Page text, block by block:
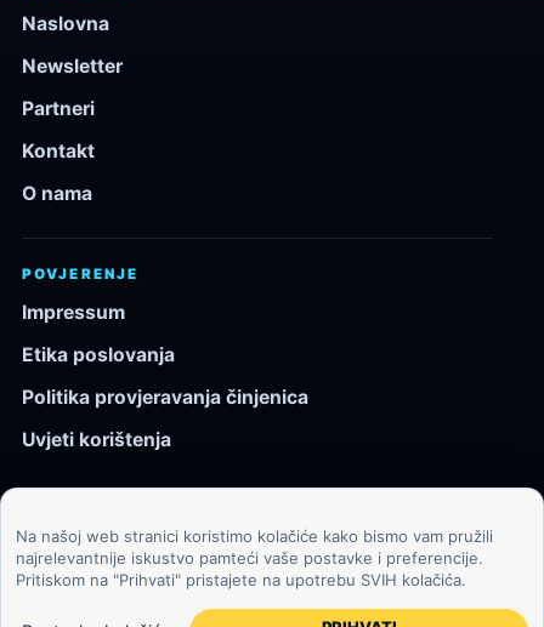
Naslovna
Newsletter
Partneri
Kontakt
O nama
POVJERENJE
Impressum
Etika poslovanja
Politika provjeravanja činjenica
Uvjeti korištenja
© 2026 Kozmos.hr. Sva prava pridržana.
Svemir, znanost, tehnologija i velike ideje za znatiželjne
čitatelje.
Na našoj web stranici koristimo kolačiće kako bismo vam pružili
najrelevantnije iskustvo pamteći vaše postavke i preferencije.
Pritiskom na "Prihvati" pristajete na upotrebu SVIH kolačića.